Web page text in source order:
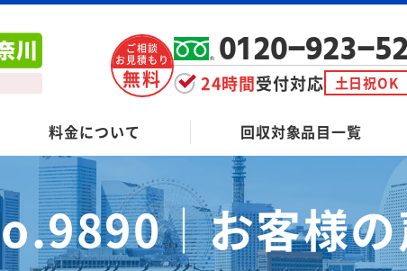
ご相談
お見積もり
無料
0120-923-
24時間受付対応 土日祝OK
料金について 回収対象品目一覧
｜お客様